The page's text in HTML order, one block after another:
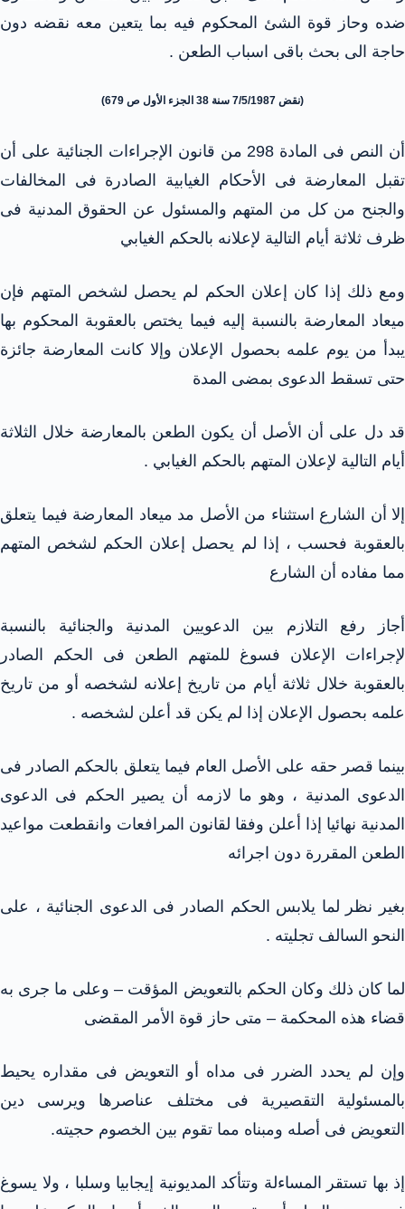
ضده وحاز قوة الشئ المحكوم فيه بما يتعين معه نقضه دون
حاجة الى بحث باقى اسباب الطعن .
(نقض 7/5/1987 سنة 38 الجزء الأول ص 679)
أن النص فى المادة 298 من قانون الإجراءات الجنائية على أن
تقبل المعارضة فى الأحكام الغيابية الصادرة فى المخالفات
والجنح من كل من المتهم والمسئول عن الحقوق المدنية فى
ظرف ثلاثة أيام التالية لإعلانه بالحكم الغيابي
ومع ذلك إذا كان إعلان الحكم لم يحصل لشخص المتهم فإن
ميعاد المعارضة بالنسبة إليه فيما يختص بالعقوبة المحكوم بها
يبدأ من يوم علمه بحصول الإعلان وإلا كانت المعارضة جائزة
حتى تسقط الدعوى بمضى المدة
قد دل على أن الأصل أن يكون الطعن بالمعارضة خلال الثلاثة
أيام التالية لإعلان المتهم بالحكم الغيابي .
إلا أن الشارع استثناء من الأصل مد ميعاد المعارضة فيما يتعلق
بالعقوبة فحسب ، إذا لم يحصل إعلان الحكم لشخص المتهم
مما مفاده أن الشارع
أجاز رفع التلازم بين الدعويين المدنية والجنائية بالنسبة
لإجراءات الإعلان فسوغ للمتهم الطعن فى الحكم الصادر
بالعقوبة خلال ثلاثة أيام من تاريخ إعلانه لشخصه أو من تاريخ
علمه بحصول الإعلان إذا لم يكن قد أعلن لشخصه .
بينما قصر حقه على الأصل العام فيما يتعلق بالحكم الصادر فى
الدعوى المدنية ، وهو ما لازمه أن يصير الحكم فى الدعوى
المدنية نهائيا إذا أعلن وفقا لقانون المرافعات وانقطعت مواعيد
الطعن المقررة دون اجرائه
بغير نظر لما يلابس الحكم الصادر فى الدعوى الجنائية ، على
النحو السالف تجليته .
لما كان ذلك وكان الحكم بالتعويض المؤقت – وعلى ما جرى به
قضاء هذه المحكمة – متى حاز قوة الأمر المقضى
وإن لم يحدد الضرر فى مداه أو التعويض فى مقداره يحيط
بالمسئولية التقصيرية فى مختلف عناصرها ويرسى دين
التعويض فى أصله ومبناه مما تقوم بين الخصوم حجيته.
إذ بها تستقر المساءلة وتتأكد المديونية إيجابيا وسلبا ، ولا يسوغ